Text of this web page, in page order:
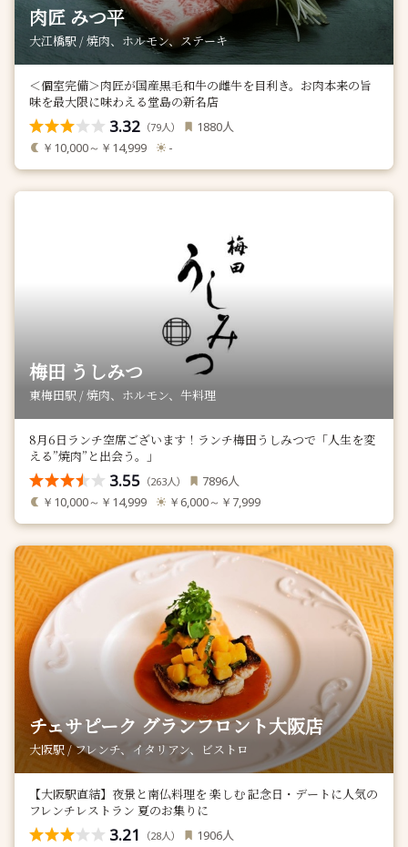
肉匠 みつ平
大江橋駅 / 焼肉、ホルモン、ステーキ
＜個室完備＞肉匠が国産黒毛和牛の雌牛を目利き。お肉本来の旨
味を最大限に味わえる堂島の新名店
3.32 （79人） 1880人
￥10,000～￥14,999 -
梅田 うしみつ
東梅田駅 / 焼肉、ホルモン、牛料理
8月6日ランチ空席ございます！ランチ梅田うしみつで「人生を変
える”焼肉”と出会う。」
3.55 （263人） 7896人
￥10,000～￥14,999 ￥6,000～￥7,999
チェサピーク グランフロント大阪店
大阪駅 / フレンチ、イタリアン、ビストロ
【大阪駅直結】夜景と南仏料理を 楽しむ 記念日・デートに人気の
フレンチレストラン 夏のお集りに
3.21 （28人） 1906人